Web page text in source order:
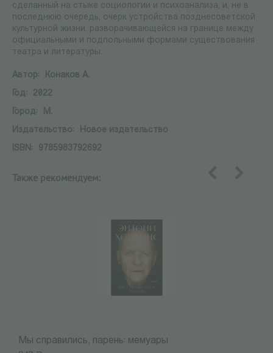
сделанный на стыке социологии и психоанализа, и, не в
последнюю очередь, очерк устройства позднесоветской
культурной жизни, разворачивающейся на границе между
официальными и подпольными формами существования
театра и литературы.
Автор:
Конаков А.
Год:
2022
Город:
М.
Издательство:
Новое издательство
ISBN:
9785983792692
Также рекомендуем:
Мы справились, парень: мемуары